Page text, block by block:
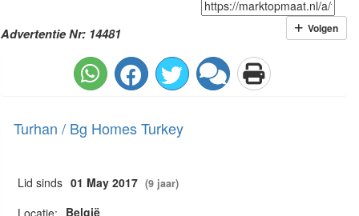
Advertentie Nr: 14481 Volgen
Turhan / Bg Homes Turkey
Lid sinds 01 May 2017 (9 jaar)
Locatie: België